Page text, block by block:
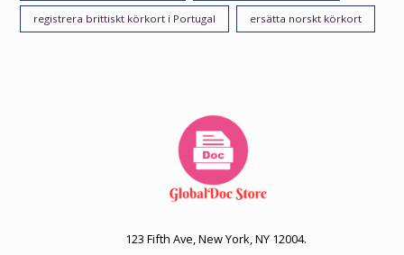
registrera brittiskt körkort i Portugal ersätta norskt körkort
123 Fifth Ave, New York, NY 12004.